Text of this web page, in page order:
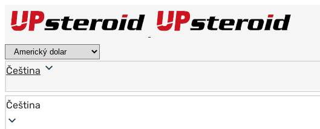
Čeština
Čeština